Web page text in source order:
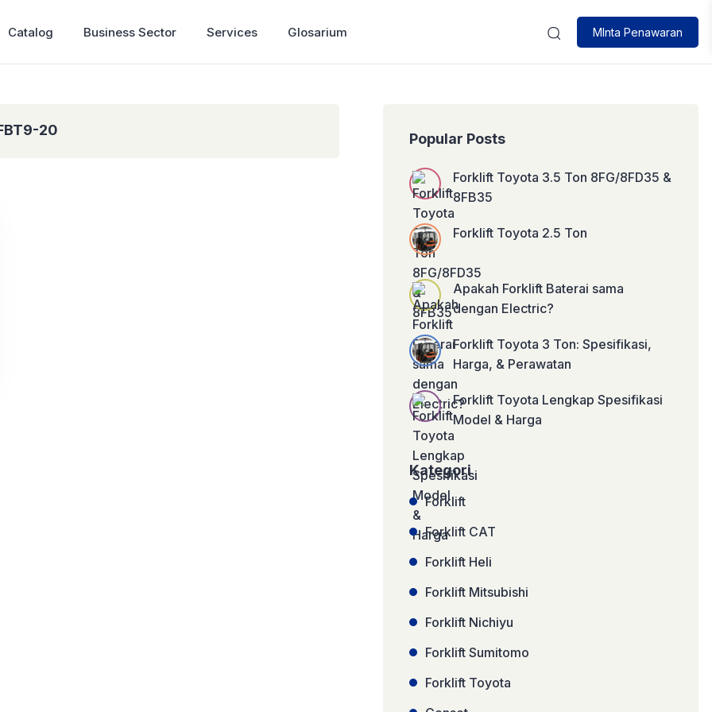
MInta Penawaran
Catalog Business Sector Services Glosarium
20
Popular Posts
Forklift Toyota 3.5 Ton 8FG/8FD35 &
8FB35
Forklift Toyota 2.5 Ton
Apakah Forklift Baterai sama
dengan Electric?
Forklift Toyota 3 Ton: Spesifikasi,
Harga, & Perawatan
Forklift Toyota Lengkap Spesifikasi
Model & Harga
Kategori
Forklift
Forklift CAT
Forklift Heli
Forklift Mitsubishi
Forklift Nichiyu
Forklift Sumitomo
Forklift Toyota